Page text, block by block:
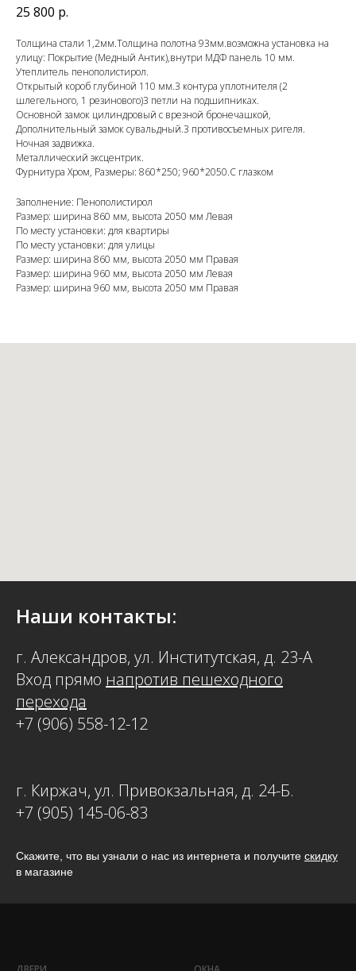
25 800 р.
Толщина стали 1,2мм.Толщина полотна 93мм.возможна установка на
улицу: Покрытие (Медный Антик),внутри МДФ панель 10 мм.
Утеплитель пенополистирол.
Открытый короб глубиной 110 мм.3 контура уплотнителя (2
шлегельного, 1 резинового)3 петли на подшипниках.
Основной замок цилиндровый с врезной бронечашкой,
Дополнительный замок сувальдный.3 противосъемных ригеля.
Ночная задвижка.
Металлический эксцентрик.
Фурнитура Хром, Размеры: 860*250; 960*2050.С глазком
Заполнение: Пенополистирол
Размер: ширина 860 мм, высота 2050 мм Левая
По месту установки: для квартиры
По месту установки: для улицы
Размер: ширина 860 мм, высота 2050 мм Правая
Размер: ширина 960 мм, высота 2050 мм Левая
Размер: ширина 960 мм, высота 2050 мм Правая
Наши контакты:
г. Александров, ул. Институтская, д. 23-А
Вход прямо напротив пешеходного
перехода
+7 (906) 558-12-12
г. Киржач, ул. Привокзальная, д. 24-Б.
+7 (905) 145-06-83
Скажите, что вы узнали о нас из интернета и получите скидку
в магазине